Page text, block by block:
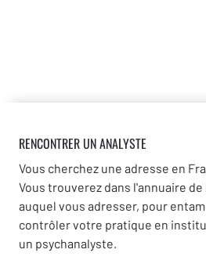
RENCONTRER UN ANALYSTE
Vous cherchez une adresse en
Vous trouverez dans l'annuaire de
auquel vous adresser, pour
contrôler votre pratique en
un psychanalyste.